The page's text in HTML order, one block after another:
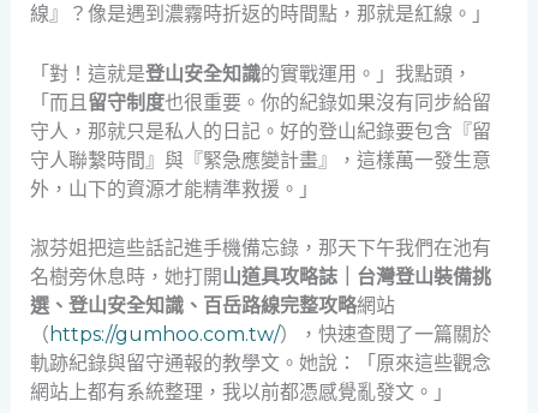
線』？像是遇到濃霧時折返的時間點，那就是紅線。」
「對！這就是登山安全知識的實戰運用。」我點頭，
「而且 留守制度也很重要。你的紀錄如果沒有同步給留
守人，那就只是私人的日記。好的登山紀錄要包含『留
守人聯繫時間』與『緊急應變計畫』，這樣萬一發生意
外，山下的資源才能精準救援。」
淑芬姐把這些話記進手機備忘錄，那天下午我們在池有
名樹旁休息時，她打開山道具攻略誌｜台灣登山裝備挑
選、登山安全知識、百岳路線完整攻略網站
（ https://gumhoo.com.tw/），快速查閱了一篇關於
軌跡紀錄與留守通報的教學文。她說：「原來這些觀念
網站上都有系統整理，我以前都憑感覺亂發文。」